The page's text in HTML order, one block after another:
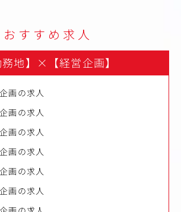
おすすめ求人
務地】 × 【経営企画】
画の求人
画の求人
画の求人
画の求人
画の求人
画の求人